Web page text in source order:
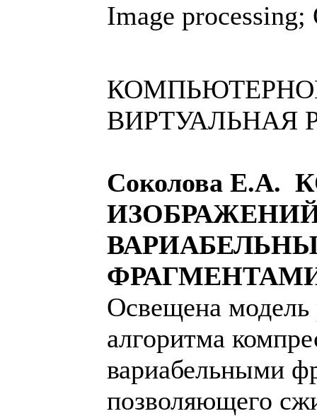
Image
ВИРТУАЛЬНАЯ
Соколова
Освещена модель
алгоритма
вариабельными
позволяющего